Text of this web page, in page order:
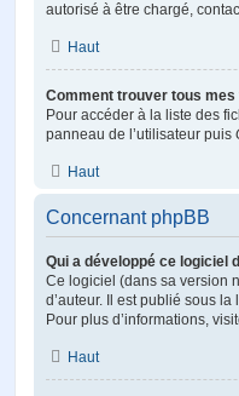
autorisé à être chargé,
Haut
Comment trouver tous
Pour accéder à la liste des
panneau de l’utilisateur puis
Haut
Concernant phpBB
Qui a développé ce logiciel
Ce logiciel (dans sa version
d’auteur. Il est publié sous
Pour plus d’informations,
Haut